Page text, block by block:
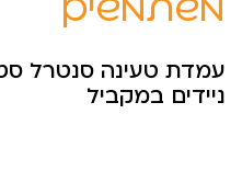
עמדת טעינה סנטרל
ניידים במקביל